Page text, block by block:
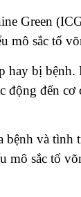
Green
mô sắc tố
hay bị
đến cơ
bệnh và
mô sắc tố